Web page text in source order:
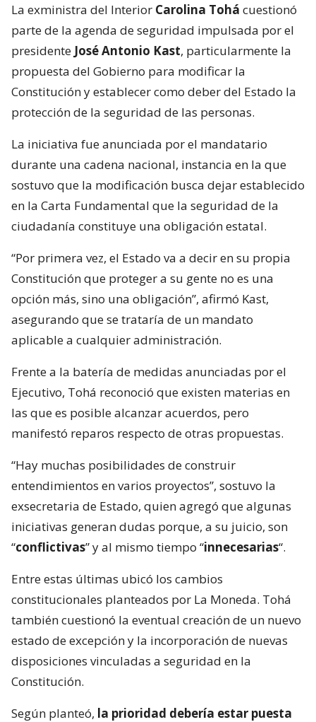
La exministra del Interior Carolina Tohá cuestionó
parte de la agenda de seguridad impulsada por el
presidente José Antonio Kast, particularmente la
propuesta del Gobierno para modificar la
Constitución y establecer como deber del Estado la
protección de la seguridad de las personas.
La iniciativa fue anunciada por el mandatario
durante una cadena nacional, instancia en la que
sostuvo que la modificación busca dejar establecido
en la Carta Fundamental que la seguridad de la
ciudadanía constituye una obligación estatal.
“Por primera vez, el Estado va a decir en su propia
Constitución que proteger a su gente no es una
opción más, sino una obligación”, afirmó Kast,
asegurando que se trataría de un mandato
aplicable a cualquier administración.
Frente a la batería de medidas anunciadas por el
Ejecutivo, Tohá reconoció que existen materias en
las que es posible alcanzar acuerdos, pero
manifestó reparos respecto de otras propuestas.
“Hay muchas posibilidades de construir
entendimientos en varios proyectos”, sostuvo la
exsecretaria de Estado, quien agregó que algunas
iniciativas generan dudas porque, a su juicio, son
“conflictivas” y al mismo tiempo “innecesarias“.
Entre estas últimas ubicó los cambios
constitucionales planteados por La Moneda. Tohá
también cuestionó la eventual creación de un nuevo
estado de excepción y la incorporación de nuevas
disposiciones vinculadas a seguridad en la
Constitución.
Según planteó, la prioridad debería estar puesta